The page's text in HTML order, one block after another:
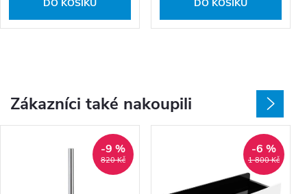
DO KOŠÍKU DO KOŠÍKU
Zákazníci také nakoupili
820 Kč
-9 %
1 800 Kč
-6 %